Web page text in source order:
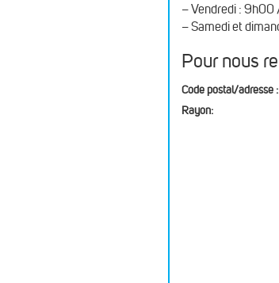
– Vendredi : 9h00
– Samedi et
Pour nous
Code postal/adresse :
Rayon: